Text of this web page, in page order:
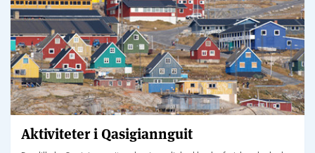
Aktiviteter i Qasigiannguit